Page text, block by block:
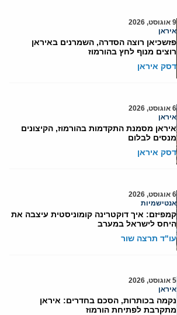
9 אוגוסט, 2026
איראן
פזשכיאן רוצה הסדרה, השמרנים באיראן
רוצים מנוף לחץ בהורמוז
דסק איראן
6 אוגוסט, 2026
איראן
איראן מסמנת התקדמות בהורמוז, הקיצונים
מנסים לבלום
דסק איראן
6 אוגוסט, 2026
אנטישמיות
קמפיזם: איך דוקטרינה קומוניסטית עיצבה את
היחס לישראל במערב
עו"ד תרצה שור
5 אוגוסט, 2026
איראן
נקמה בכותרות, הסכם בחדרים: איראן
מתקרבת לפתיחת הורמוז